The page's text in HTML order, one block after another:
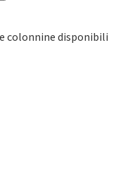
colonnine disponibili